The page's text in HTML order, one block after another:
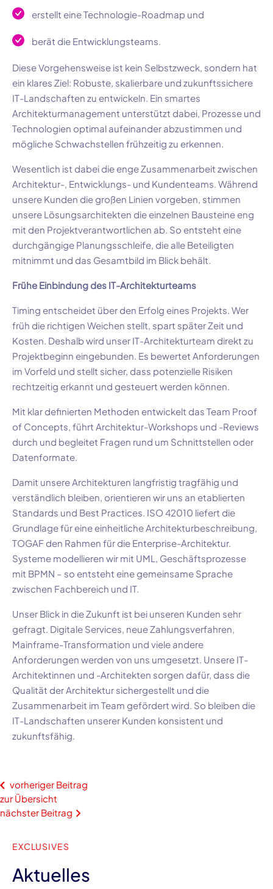
erstellt eine Technologie-Roadmap und
berät die Entwicklungsteams.
Diese Vorgehensweise ist kein Selbstzweck, sondern hat
ein klares Ziel: Robuste, skalierbare und zukunftssichere
IT-Landschaften zu entwickeln. Ein smartes
Architekturmanagement unterstützt dabei, Prozesse und
Technologien optimal aufeinander abzustimmen und
mögliche Schwachstellen frühzeitig zu erkennen.
Wesentlich ist dabei die enge Zusammenarbeit zwischen
Architektur-, Entwicklungs- und Kundenteams. Während
unsere Kunden die großen Linien vorgeben, stimmen
unsere Lösungsarchitekten die einzelnen Bausteine eng
mit den Projektverantwortlichen ab. So entsteht eine
durchgängige Planungsschleife, die alle Beteiligten
mitnimmt und das Gesamtbild im Blick behält.
Frühe Einbindung des IT-Architekturteams
Timing entscheidet über den Erfolg eines Projekts. Wer
früh die richtigen Weichen stellt, spart später Zeit und
Kosten. Deshalb wird unser IT-Architekturteam direkt zu
Projektbeginn eingebunden. Es bewertet Anforderungen
im Vorfeld und stellt sicher, dass potenzielle Risiken
rechtzeitig erkannt und gesteuert werden können.
Mit klar definierten Methoden entwickelt das Team Proof
of Concepts, führt Architektur-Workshops und -Reviews
durch und begleitet Fragen rund um Schnittstellen oder
Datenformate.
Damit unsere Architekturen langfristig tragfähig und
verständlich bleiben, orientieren wir uns an etablierten
Standards und Best Practices. ISO 42010 liefert die
Grundlage für eine einheitliche Architekturbeschreibung,
TOGAF den Rahmen für die Enterprise-Architektur.
Systeme modellieren wir mit UML, Geschäftsprozesse
mit BPMN – so entsteht eine gemeinsame Sprache
zwischen Fachbereich und IT.
Unser Blick in die Zukunft ist bei unseren Kunden sehr
gefragt. Digitale Services, neue Zahlungsverfahren,
Mainframe-Transformation und viele andere
Anforderungen werden von uns umgesetzt. Unsere IT-
Architektinnen und -Architekten sorgen dafür, dass die
Qualität der Architektur sichergestellt und die
Zusammenarbeit im Team gefördert wird. So bleiben die
IT-Landschaften unserer Kunden konsistent und
zukunftsfähig.
vorheriger Beitrag
zur Übersicht
nächster Beitrag
EXCLUSIVES
Aktuelles